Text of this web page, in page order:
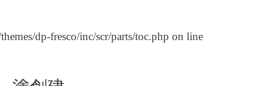
dp-fresco/inc/scr/parts/toc.php on line